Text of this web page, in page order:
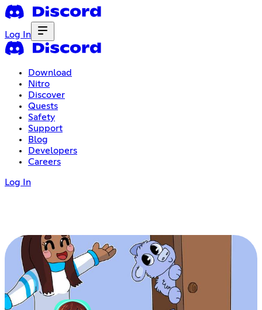
Log In
Download
Nitro
Discover
Quests
Safety
Support
Blog
Developers
Careers
Log In